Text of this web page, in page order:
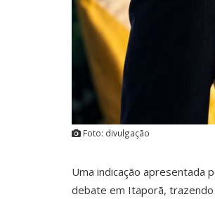
Foto: divulgação
Uma indicação apresentada
debate em Itaporã,